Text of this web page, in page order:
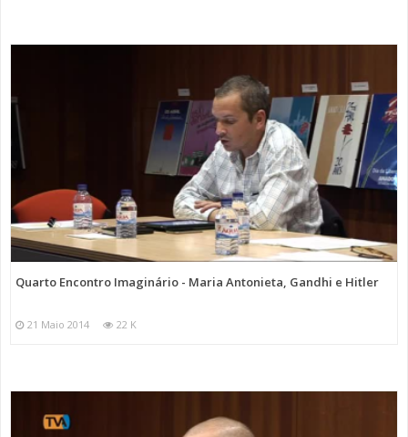
Quarto Encontro Imaginário - Maria Antonieta, Gandhi e Hitler
21 Maio 2014 22 K